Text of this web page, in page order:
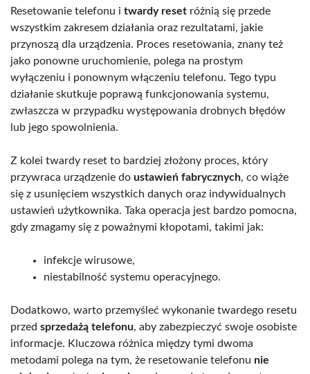
Resetowanie telefonu i twardy reset różnią się przede
wszystkim zakresem działania oraz rezultatami, jakie
przynoszą dla urządzenia. Proces resetowania, znany też
jako ponowne uruchomienie, polega na prostym
wyłączeniu i ponownym włączeniu telefonu. Tego typu
działanie skutkuje poprawą funkcjonowania systemu,
zwłaszcza w przypadku występowania drobnych błędów
lub jego spowolnienia.
Z kolei twardy reset to bardziej złożony proces, który
przywraca urządzenie do ustawień fabrycznych, co wiąże
się z usunięciem wszystkich danych oraz indywidualnych
ustawień użytkownika. Taka operacja jest bardzo pomocna,
gdy zmagamy się z poważnymi kłopotami, takimi jak:
infekcje wirusowe,
niestabilność systemu operacyjnego.
Dodatkowo, warto przemyśleć wykonanie twardego resetu
przed sprzedażą telefonu, aby zabezpieczyć swoje osobiste
informacje. Kluczowa różnica między tymi dwoma
metodami polega na tym, że resetowanie telefonu nie